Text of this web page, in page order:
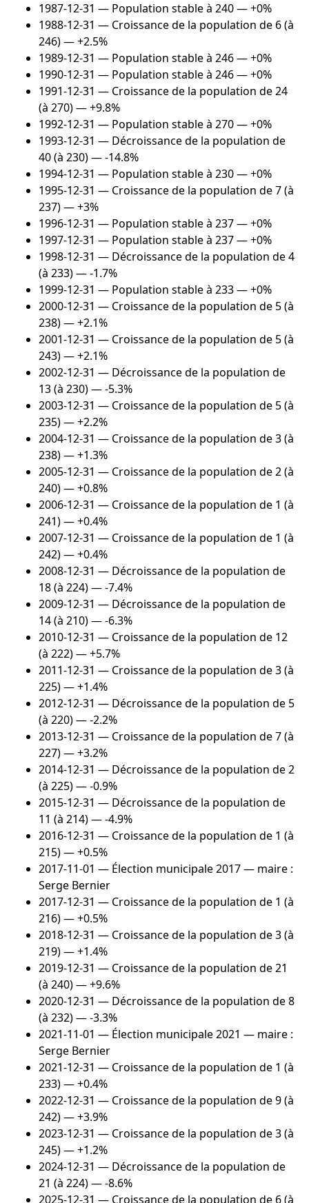
1987-12-31 — Population stable à 240 — +0%
1988-12-31 — Croissance de la population de 6 (à
246) — +2.5%
1989-12-31 — Population stable à 246 — +0%
1990-12-31 — Population stable à 246 — +0%
1991-12-31 — Croissance de la population de 24
(à 270) — +9.8%
1992-12-31 — Population stable à 270 — +0%
1993-12-31 — Décroissance de la population de
40 (à 230) — -14.8%
1994-12-31 — Population stable à 230 — +0%
1995-12-31 — Croissance de la population de 7 (à
237) — +3%
1996-12-31 — Population stable à 237 — +0%
1997-12-31 — Population stable à 237 — +0%
1998-12-31 — Décroissance de la population de 4
(à 233) — -1.7%
1999-12-31 — Population stable à 233 — +0%
2000-12-31 — Croissance de la population de 5 (à
238) — +2.1%
2001-12-31 — Croissance de la population de 5 (à
243) — +2.1%
2002-12-31 — Décroissance de la population de
13 (à 230) — -5.3%
2003-12-31 — Croissance de la population de 5 (à
235) — +2.2%
2004-12-31 — Croissance de la population de 3 (à
238) — +1.3%
2005-12-31 — Croissance de la population de 2 (à
240) — +0.8%
2006-12-31 — Croissance de la population de 1 (à
241) — +0.4%
2007-12-31 — Croissance de la population de 1 (à
242) — +0.4%
2008-12-31 — Décroissance de la population de
18 (à 224) — -7.4%
2009-12-31 — Décroissance de la population de
14 (à 210) — -6.3%
2010-12-31 — Croissance de la population de 12
(à 222) — +5.7%
2011-12-31 — Croissance de la population de 3 (à
225) — +1.4%
2012-12-31 — Décroissance de la population de 5
(à 220) — -2.2%
2013-12-31 — Croissance de la population de 7 (à
227) — +3.2%
2014-12-31 — Décroissance de la population de 2
(à 225) — -0.9%
2015-12-31 — Décroissance de la population de
11 (à 214) — -4.9%
2016-12-31 — Croissance de la population de 1 (à
215) — +0.5%
2017-11-01 — Élection municipale 2017 — maire :
Serge Bernier
2017-12-31 — Croissance de la population de 1 (à
216) — +0.5%
2018-12-31 — Croissance de la population de 3 (à
219) — +1.4%
2019-12-31 — Croissance de la population de 21
(à 240) — +9.6%
2020-12-31 — Décroissance de la population de 8
(à 232) — -3.3%
2021-11-01 — Élection municipale 2021 — maire :
Serge Bernier
2021-12-31 — Croissance de la population de 1 (à
233) — +0.4%
2022-12-31 — Croissance de la population de 9 (à
242) — +3.9%
2023-12-31 — Croissance de la population de 3 (à
245) — +1.2%
2024-12-31 — Décroissance de la population de
21 (à 224) — -8.6%
2025-12-31 — Croissance de la population de 6 (à